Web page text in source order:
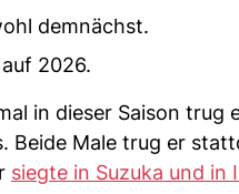
demnächst.
2026.
in dieser Saison trug
Beide Male trug er
siegte in Suzuka und in